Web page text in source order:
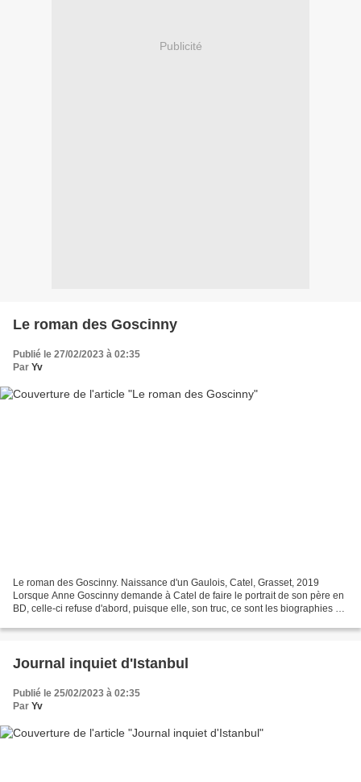
Publicité
Le roman des Goscinny
Publié le 27/02/2023 à 02:35
Par Yv
Le roman des Goscinny. Naissance d'un Gaulois, Catel, Grasset, 2019
Lorsque Anne Goscinny demande à Catel de faire le portrait de son père en
BD, celle-ci refuse d'abord, puisque elle, son truc, ce sont les biographies de
Journal inquiet d'Istanbul
Publié le 25/02/2023 à 02:35
Par Yv